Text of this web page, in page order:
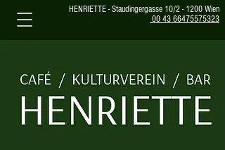
HENRIETTE - Staudingergasse 10/2 - 1200 Wien
00 43 66475575323